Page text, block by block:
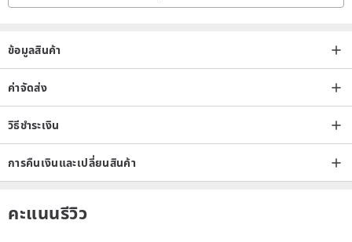
them (e.g., accidentally dropping it on the floor). Do not store in
humid places for extended periods, such as bathrooms.
Brand Introduction:
smile at you, making you like her too. Looking at her every day will
ข้อมูลสินค้า
ค่าจัดส่ง
วิธีชำระเงิน
การคืนเงินและเปลี่ยนสินค้า
คะแนนรีวิว